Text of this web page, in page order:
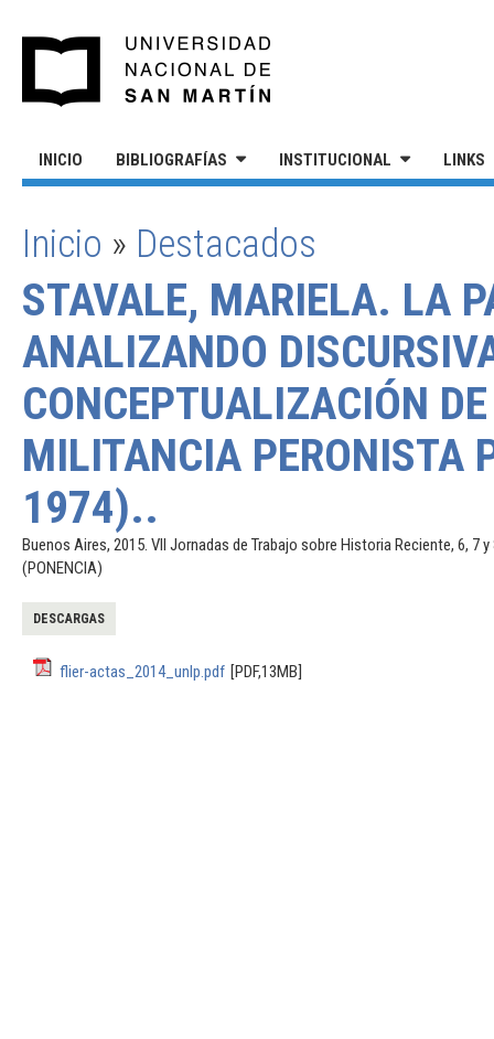
INICIO BIBLIOGRAFÍAS INSTITUCIONAL LINKS
SE ENCUENTRA USTED AQUÍ
Inicio » Destacados
STAVALE, MARIELA. LA
ANALIZANDO
CONCEPTUALIZACIÓN
MILITANCIA PERONISTA
1974)..
Buenos Aires, 2015. VII Jornadas de Trabajo sobre Historia Reciente, 6,
(PONENCIA)
DESCARGAS
flier-actas_2014_unlp.pdf [PDF,13MB]